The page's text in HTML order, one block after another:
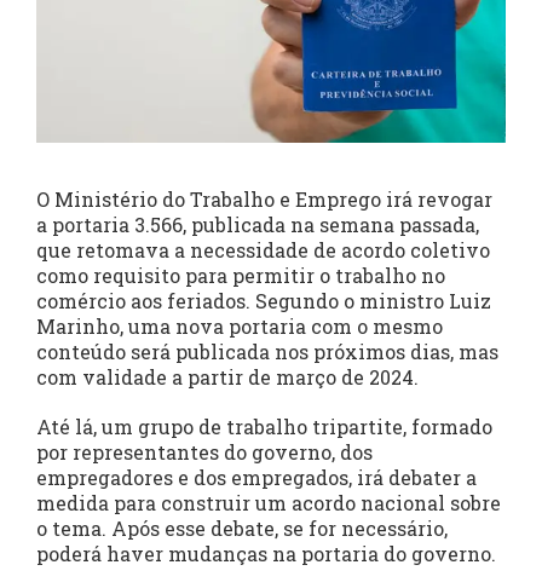
O Ministério do Trabalho e Emprego irá revogar
a portaria 3.566, publicada na semana passada,
que retomava a necessidade de acordo coletivo
como requisito para permitir o trabalho no
comércio aos feriados. Segundo o ministro Luiz
Marinho, uma nova portaria com o mesmo
conteúdo será publicada nos próximos dias, mas
com validade a partir de março de 2024.
Até lá, um grupo de trabalho tripartite, formado
por representantes do governo, dos
empregadores e dos empregados, irá debater a
medida para construir um acordo nacional sobre
o tema. Após esse debate, se for necessário,
poderá haver mudanças na portaria do governo.